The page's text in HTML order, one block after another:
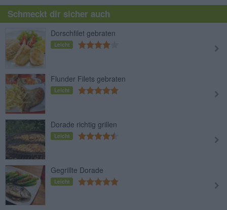
Schmeckt dir sicher auch
Dorschfilet gebraten
Leicht
Flunder Filets gebraten
Leicht
Dorade richtig grillen
Leicht
Gegrillte Dorade
Leicht